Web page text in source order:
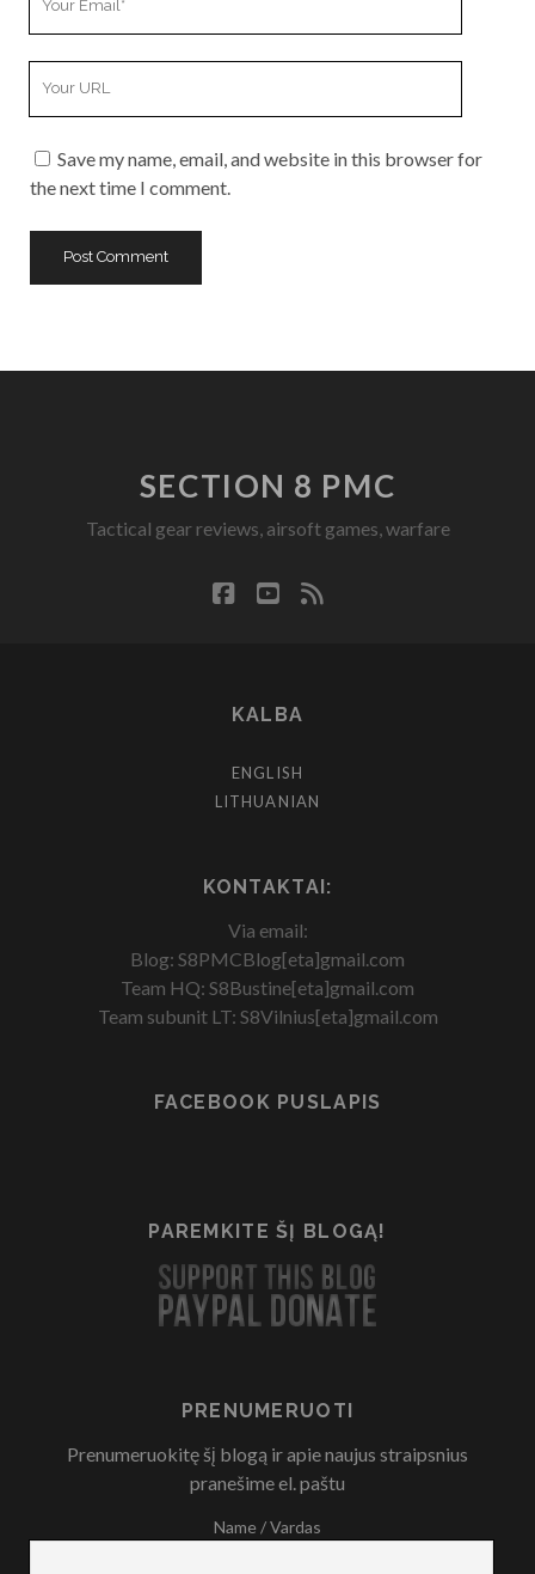
Save my name, email, and website in this browser for
the next time I comment.
SECTION 8 PMC
Tactical gear reviews, airsoft games, warfare
facebook
youtube
rss
KALBA
ENGLISH
LITHUANIAN
KONTAKTAI:
Via email:
Blog: S8PMCBlog[eta]gmail.com
Team HQ: S8Bustine[eta]gmail.com
Team subunit LT: S8Vilnius[eta]gmail.com
FACEBOOK PUSLAPIS
PAREMKITE ŠĮ BLOGĄ!
PRENUMERUOTI
Prenumeruokitę šį blogą ir apie naujus straipsnius
pranešime el. paštu
Name / Vardas